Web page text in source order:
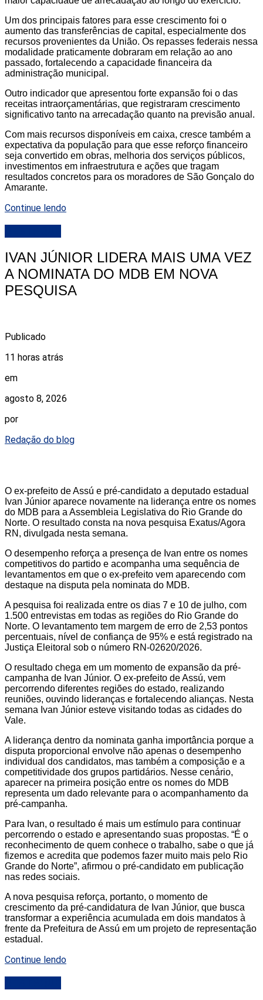
Um dos principais fatores para esse crescimento foi o
aumento das transferências de capital, especialmente dos
recursos provenientes da União. Os repasses federais nessa
modalidade praticamente dobraram em relação ao ano
passado, fortalecendo a capacidade financeira da
administração municipal.
Outro indicador que apresentou forte expansão foi o das
receitas intraorçamentárias, que registraram crescimento
significativo tanto na arrecadação quanto na previsão anual.
Com mais recursos disponíveis em caixa, cresce também a
expectativa da população para que esse reforço financeiro
seja convertido em obras, melhoria dos serviços públicos,
investimentos em infraestrutura e ações que tragam
resultados concretos para os moradores de São Gonçalo do
Amarante.
Continue lendo
IVAN JÚNIOR LIDERA MAIS UMA VEZ
A NOMINATA DO MDB EM NOVA
PESQUISA
Publicado
11 horas atrás
em
agosto 8, 2026
por
Redação do blog
O ex-prefeito de Assú e pré-candidato a deputado estadual
Ivan Júnior aparece novamente na liderança entre os nomes
do MDB para a Assembleia Legislativa do Rio Grande do
Norte. O resultado consta na nova pesquisa Exatus/Agora
RN, divulgada nesta semana.
O desempenho reforça a presença de Ivan entre os nomes
competitivos do partido e acompanha uma sequência de
levantamentos em que o ex-prefeito vem aparecendo com
destaque na disputa pela nominata do MDB.
A pesquisa foi realizada entre os dias 7 e 10 de julho, com
1.500 entrevistas em todas as regiões do Rio Grande do
Norte. O levantamento tem margem de erro de 2,53 pontos
percentuais, nível de confiança de 95% e está registrado na
Justiça Eleitoral sob o número RN-02620/2026.
O resultado chega em um momento de expansão da pré-
campanha de Ivan Júnior. O ex-prefeito de Assú, vem
percorrendo diferentes regiões do estado, realizando
reuniões, ouvindo lideranças e fortalecendo alianças. Nesta
semana Ivan Júnior esteve visitando todas as cidades do
Vale.
A liderança dentro da nominata ganha importância porque a
disputa proporcional envolve não apenas o desempenho
individual dos candidatos, mas também a composição e a
competitividade dos grupos partidários. Nesse cenário,
aparecer na primeira posição entre os nomes do MDB
representa um dado relevante para o acompanhamento da
pré-campanha.
Para Ivan, o resultado é mais um estímulo para continuar
percorrendo o estado e apresentando suas propostas. “É o
reconhecimento de quem conhece o trabalho, sabe o que já
fizemos e acredita que podemos fazer muito mais pelo Rio
Grande do Norte”, afirmou o pré-candidato em publicação
nas redes sociais.
A nova pesquisa reforça, portanto, o momento de
crescimento da pré-candidatura de Ivan Júnior, que busca
transformar a experiência acumulada em dois mandatos à
frente da Prefeitura de Assú em um projeto de representação
estadual.
Continue lendo